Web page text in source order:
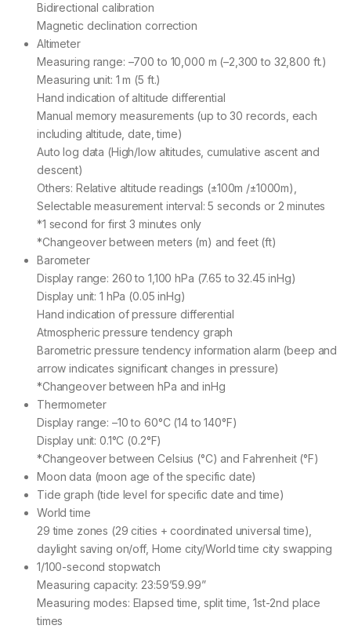
Bidirectional calibration
Magnetic declination correction
Altimeter
Measuring range: –700 to 10,000 m (–2,300 to 32,800 ft.)
Measuring unit: 1 m (5 ft.)
Hand indication of altitude differential
Manual memory measurements (up to 30 records, each
including altitude, date, time)
Auto log data (High/low altitudes, cumulative ascent and
descent)
Others: Relative altitude readings (±100m /±1000m),
Selectable measurement interval: 5 seconds or 2 minutes
*1 second for first 3 minutes only
*Changeover between meters (m) and feet (ft)
Barometer
Display range: 260 to 1,100 hPa (7.65 to 32.45 inHg)
Display unit: 1 hPa (0.05 inHg)
Hand indication of pressure differential
Atmospheric pressure tendency graph
Barometric pressure tendency information alarm (beep and
arrow indicates significant changes in pressure)
*Changeover between hPa and inHg
Thermometer
Display range: –10 to 60°C (14 to 140°F)
Display unit: 0.1°C (0.2°F)
*Changeover between Celsius (°C) and Fahrenheit (°F)
Moon data (moon age of the specific date)
Tide graph (tide level for specific date and time)
World time
29 time zones (29 cities + coordinated universal time),
daylight saving on/off, Home city/World time city swapping
1/100-second stopwatch
Measuring capacity: 23:59’59.99”
Measuring modes: Elapsed time, split time, 1st-2nd place
times